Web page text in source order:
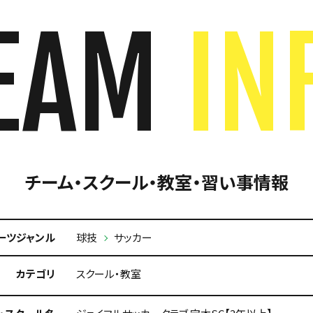
チーム・スクール・教室・習い事情報
ツジャンル 球技 サッカー
カテゴリ スクール・教室